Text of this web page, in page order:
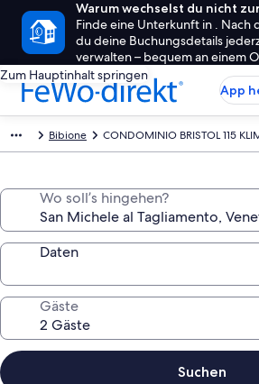
Warum wechselst du nicht
Finde eine Unterkunft in . Nach
du deine Buchungsdetails
verwalten – bequem an einem
Zum Hauptinhalt springen
App
Bibione CONDOMINIO BRISTOL 115
Wo soll’s hingehen?
Daten
Gäste
Suchen